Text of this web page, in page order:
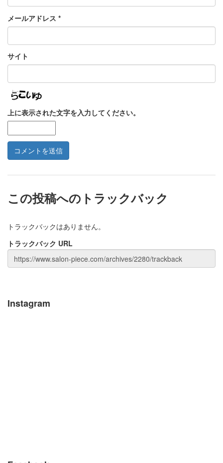
メールアドレス *
サイト
上に表示された文字を入力してください。
この投稿へのトラックバック
トラックバックはありません。
トラックバック URL
Instagram